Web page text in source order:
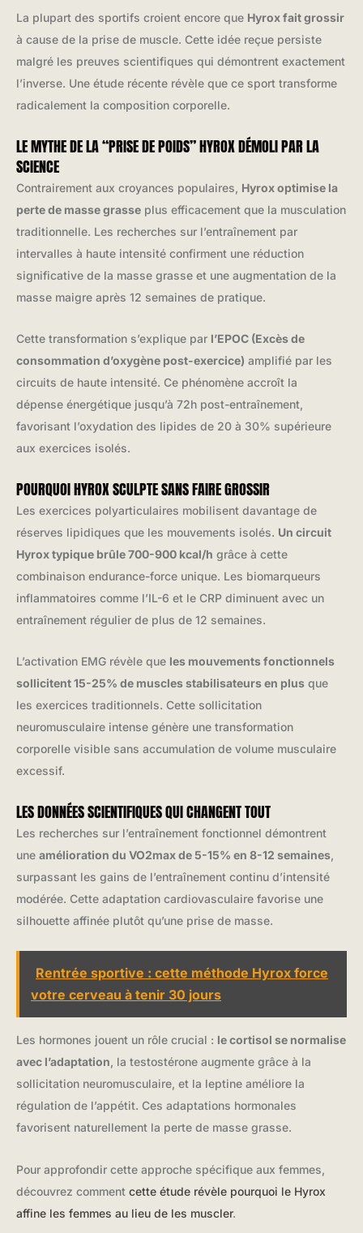
La plupart des sportifs croient encore que Hyrox fait grossir
à cause de la prise de muscle. Cette idée reçue persiste
malgré les preuves scientifiques qui démontrent exactement
l’inverse. Une étude récente révèle que ce sport transforme
radicalement la composition corporelle.
LE MYTHE DE LA “PRISE DE POIDS” HYROX DÉMOLI PAR LA
SCIENCE
Contrairement aux croyances populaires, Hyrox optimise la
perte de masse grasse plus efficacement que la musculation
traditionnelle. Les recherches sur l’entraînement par
intervalles à haute intensité confirment une réduction
significative de la masse grasse et une augmentation de la
masse maigre après 12 semaines de pratique.
Cette transformation s’explique par l’EPOC (Excès de
consommation d’oxygène post-exercice) amplifié par les
circuits de haute intensité. Ce phénomène accroît la
dépense énergétique jusqu’à 72h post-entraînement,
favorisant l’oxydation des lipides de 20 à 30% supérieure
aux exercices isolés.
POURQUOI HYROX SCULPTE SANS FAIRE GROSSIR
Les exercices polyarticulaires mobilisent davantage de
réserves lipidiques que les mouvements isolés. Un circuit
Hyrox typique brûle 700-900 kcal/h grâce à cette
combinaison endurance-force unique. Les biomarqueurs
inflammatoires comme l’IL-6 et le CRP diminuent avec un
entraînement régulier de plus de 12 semaines.
L’activation EMG révèle que les mouvements fonctionnels
sollicitent 15-25% de muscles stabilisateurs en plus que
les exercices traditionnels. Cette sollicitation
neuromusculaire intense génère une transformation
corporelle visible sans accumulation de volume musculaire
excessif.
LES DONNÉES SCIENTIFIQUES QUI CHANGENT TOUT
Les recherches sur l’entraînement fonctionnel démontrent
une amélioration du VO2max de 5-15% en 8-12 semaines
surpassant les gains de l’entraînement continu d’intensité
modérée. Cette adaptation cardiovasculaire favorise une
silhouette affinée plutôt qu’une prise de masse.
Rentrée sportive : cette méthode Hyrox force
votre cerveau à tenir 30 jours
Les hormones jouent un rôle crucial : le cortisol se normalise
avec l’adaptation , la testostérone augmente grâce à la
sollicitation neuromusculaire, et la leptine améliore la
régulation de l’appétit. Ces adaptations hormonales
favorisent naturellement la perte de masse grasse.
Pour approfondir cette approche spécifique aux femmes,
découvrez comment cette étude révèle pourquoi le Hyrox
affine les femmes au lieu de les muscler.